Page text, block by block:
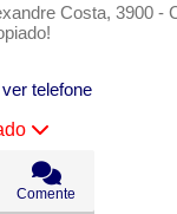
Costa, 3900 -
ver telefone
- 18:00
- 18:00
- 18:00
Comente